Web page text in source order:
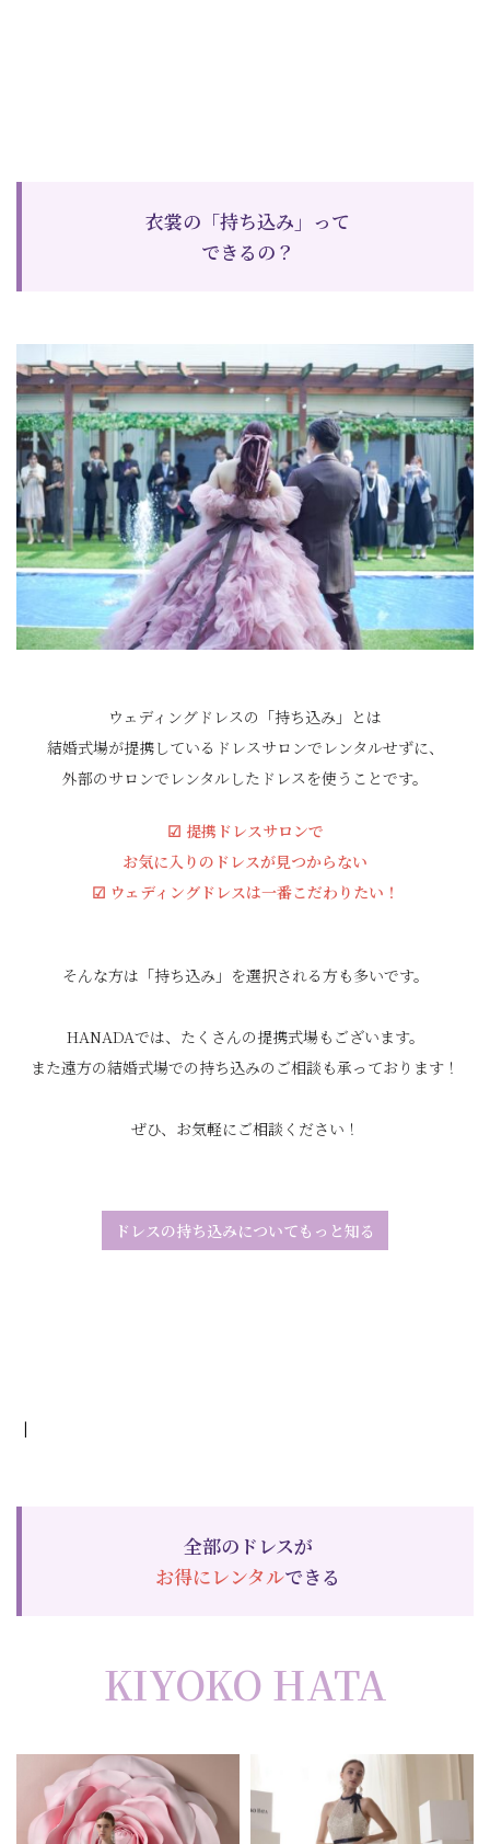
衣裳の「持ち込み」って
できるの？
ウェディングドレスの「持ち込み」とは
結婚式場が提携しているドレスサロンでレンタルせずに、
外部のサロンでレンタルしたドレスを使うことです。
☑︎ 提携ドレスサロンで
お気に入りのドレスが見つからない
☑︎ ウェディングドレスは一番こだわりたい！
そんな方は「持ち込み」を選択される方も多いです。
HANADAでは、たくさんの提携式場もございます。
また遠方の結婚式場での持ち込みのご相談も承っております！
ぜひ、お気軽にご相談ください！
ドレスの持ち込みについてもっと知る
お得にレンタルできる